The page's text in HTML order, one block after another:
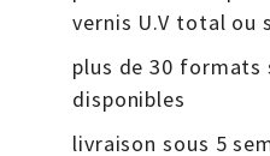
vernis U.V total ou
plus de 30 formats
disponibles
livraison sous 5